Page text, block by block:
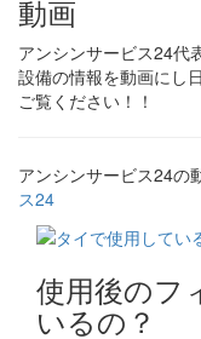
動画
アンシンサービス24代
設備の情報を動画にし
ご覧ください！！
アンシンサービス24の
ス24
使用後のフ
いるの？